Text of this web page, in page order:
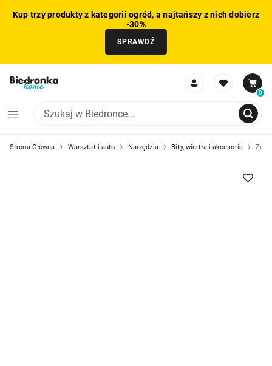
Kup trzy produkty z kategorii ogród, a najtańszy z nich dobierz
-30%
SPRAWDŹ
0
Strona Główna Warsztat i auto Narzędzia Bity, wiertła i akcesoria